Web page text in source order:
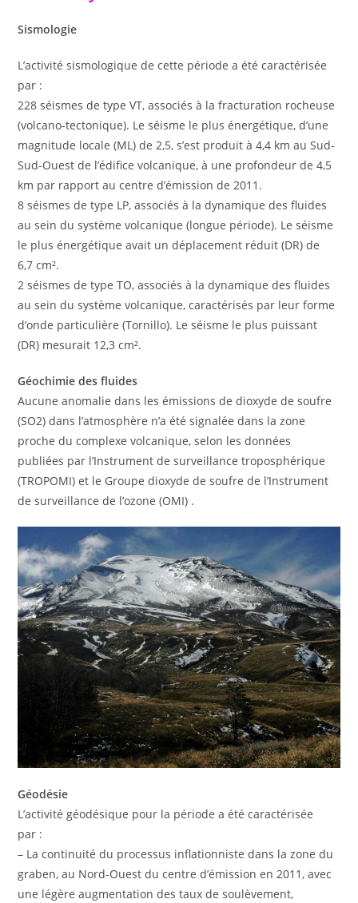
Sismologie
L’activité sismologique de cette période a été caractérisée
par :
228 séismes de type VT, associés à la fracturation rocheuse
(volcano-tectonique). Le séisme le plus énergétique, d’une
magnitude locale (ML) de 2,5, s’est produit à 4,4 km au Sud-
Sud-Ouest de l’édifice volcanique, à une profondeur de 4,5
km par rapport au centre d’émission de 2011.
8 séismes de type LP, associés à la dynamique des fluides
au sein du système volcanique (longue période). Le séisme
le plus énergétique avait un déplacement réduit (DR) de
6,7 cm².
2 séismes de type TO, associés à la dynamique des fluides
au sein du système volcanique, caractérisés par leur forme
d’onde particulière (Tornillo). Le séisme le plus puissant
(DR) mesurait 12,3 cm².
Géochimie des fluides
Aucune anomalie dans les émissions de dioxyde de soufre
(SO2) dans l’atmosphère n’a été signalée dans la zone
proche du complexe volcanique, selon les données
publiées par l’Instrument de surveillance troposphérique
(TROPOMI) et le Groupe dioxyde de soufre de l’Instrument
de surveillance de l’ozone (OMI) .
Géodésie
L’activité géodésique pour la période a été caractérisée
par :
– La continuité du processus inflationniste dans la zone du
graben, au Nord-Ouest du centre d’émission en 2011, avec
une légère augmentation des taux de soulèvement,